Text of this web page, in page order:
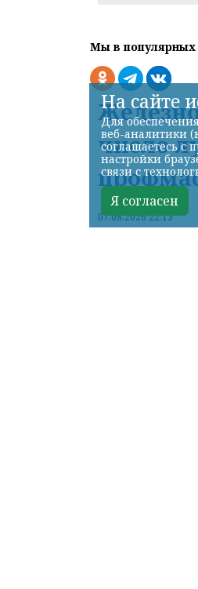
Мы в популярных
число
07.08.2026 22:13
На сайте
Для
веб-аналитики
соглашаетесь с
настройки
связи с
Я согласен